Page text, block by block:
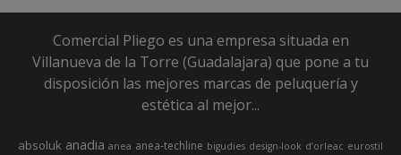
Comercial Pliego es una empresa situada en
Villanueva de la Torre (Guadalajara) que pone a tu
disposición las mejores marcas de peluquería y
estética al mejor...
absoluk anadia anea anea-techline bigudies design-look d’orleac eurostil